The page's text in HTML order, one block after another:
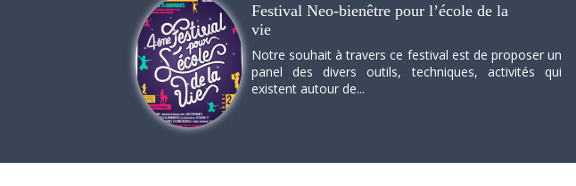
Festival Neo-bienêtre pour l’école de la
vie
Notre souhait à travers ce festival est de proposer un
panel des divers outils, techniques, activités qui
existent autour de...